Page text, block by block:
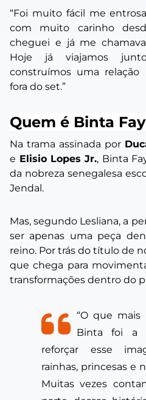
“Foi muito fácil me
com muito carinho
cheguei e já me
Hoje já viajamos
construímos uma
fora do set.”
Quem é Binta
Na trama assinada por
e Elisio Lopes Jr., Binta
da nobreza senegalesa
Jendal.
Mas, segundo Lesliana, a
ser apenas uma peça
reino. Por trás do título de
que chega para
transformações dentro do
“O que
Binta foi a
reforçar esse
rainhas, princesas e
Muitas vezes